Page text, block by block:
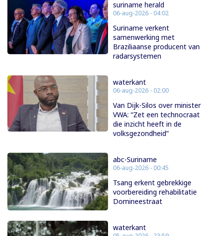
suriname herald
06-aug-2026 - 04:02
Suriname verkent
samenwerking met
Braziliaanse producent van
radarsystemen
waterkant
06-aug-2026 - 02:00
Van Dijk-Silos over minister
VWA: “Zet een technocraat
die inzicht heeft in de
volksgezondheid”
abc-Suriname
06-aug-2026 - 00:45
Tsang erkent gebrekkige
voorbereiding rehabilitatie
Domineestraat
waterkant